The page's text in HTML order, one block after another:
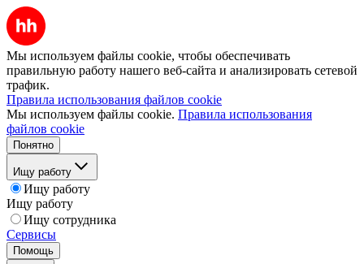
Мы используем файлы cookie, чтобы обеспечивать
правильную работу нашего веб-сайта и анализировать сетевой
трафик.
Правила использования файлов cookie
Мы используем файлы cookie. Правила использования
файлов cookie
Понятно
Ищу работу
Ищу работу
Ищу работу
Ищу сотрудника
Сервисы
Помощь